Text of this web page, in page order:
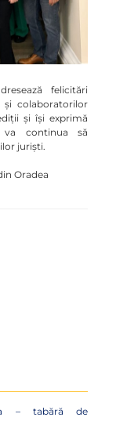
felicitări
colaboratorilor
și își exprimă
va continua să
juriști.
Oradea
– tabără de